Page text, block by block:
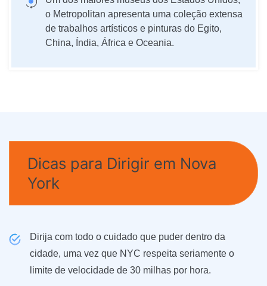
o Metropolitan apresenta uma coleção extensa
de trabalhos artísticos e pinturas do Egito,
China, Índia, África e Oceania.
Dicas para Dirigir em Nova
York
Dirija com todo o cuidado que puder dentro da
cidade, uma vez que NYC respeita seriamente o
limite de velocidade de 30 milhas por hora.